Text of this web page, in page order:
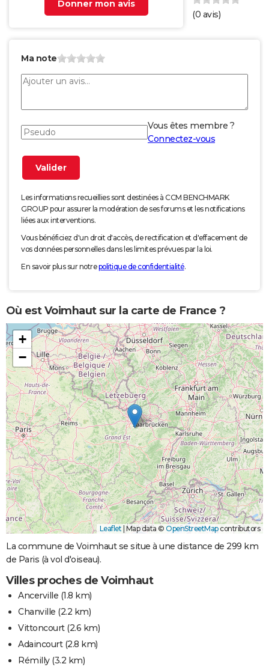
Donner mon avis
(0 avis)
Ma note
Vous êtes membre ?
Connectez-vous
Les informations recueillies sont destinées à CCM BENCHMARK
GROUP pour assurer la modération de ses forums et les notifications
liées aux interventions.
Vous bénéficiez d'un droit d'accès, de rectification et d'effacement de
vos données personnelles dans les limites prévues par la loi.
En savoir plus sur notrepolitique de confidentialité.
Où est Voimhaut sur la carte de France ?
+
−
Leaflet Map data © OpenStreetMapcontributors
La commune de Voimhaut se situe à une distance de 299 km
de Paris (à vol d'oiseau).
Villes proches de Voimhaut
Ancerville (1.8 km)
Chanville (2.2 km)
Vittoncourt(2.6 km)
Adaincourt(2.8 km)
Rémilly(3.2 km)